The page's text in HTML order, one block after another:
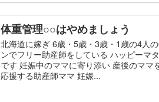
体重管理○○はやめましょう
北海道に嫁ぎ 6歳・5歳・3歳・1歳の4人
ンでフリー助産師をしている ハッピーマ
です 妊娠中のママに寄り添い 産後のママ
応援する助産師ママ 妊娠...